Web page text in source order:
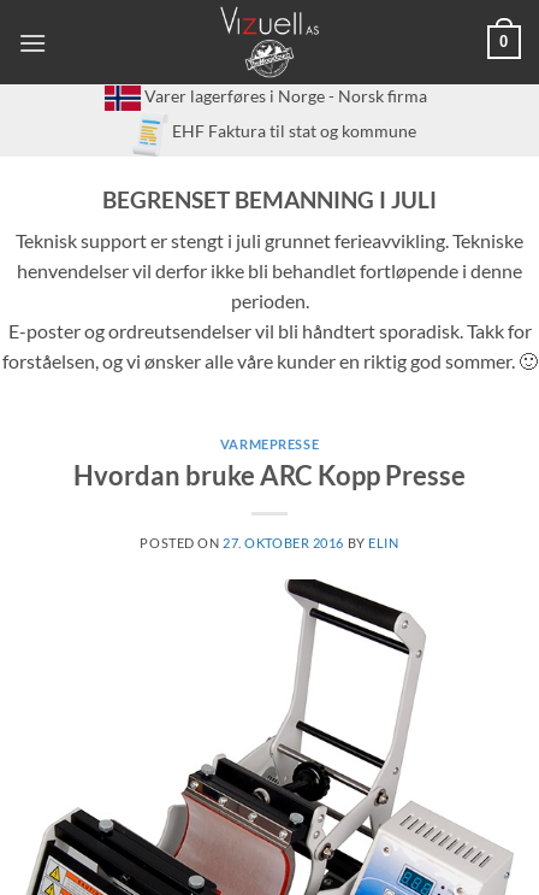
0
Varer lagerføres i Norge - Norsk firma
EHF Faktura til stat og kommune
BEGRENSET BEMANNING I JULI
Teknisk support er stengt i juli grunnet ferieavvikling. Tekniske
henvendelser vil derfor ikke bli behandlet fortløpende i denne
perioden.
E-poster og ordreutsendelser vil bli håndtert sporadisk. Takk for
forståelsen, og vi ønsker alle våre kunder en riktig god sommer. 🙂
VARMEPRESSE
Hvordan bruke ARC Kopp Presse
POSTED ON 27. OKTOBER 2016 BY ELIN